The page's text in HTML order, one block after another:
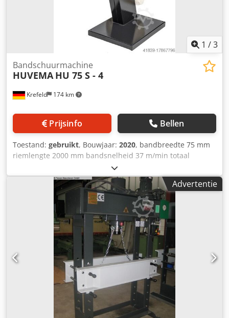
1 /3
Krefeld 174 km
Bandschuurmachine
HUVEMA HU 75 S - 4
Prijsinfo Bellen
Toestand: gebruikt, Bouwjaar: 2020, bandbreedte 75 mm
riemlengte 2000 mm bandsnelheid 37 m/min totaal
benodigd vermogen 3 kW Machinegewicht ca. 0,11 t
Ruimtebehoefte ca. 1x0,5x1 m Dsdpfx Aovblayjiiekr
demonstratiemodel, zelden gebruikt
Advertentie